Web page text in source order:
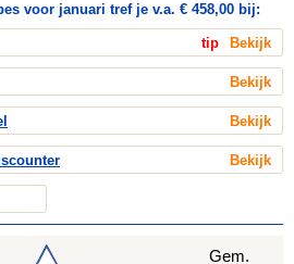
voor januari tref je v.a. € 458,00 bij:
tip Bekijk
Bekijk
Bekijk
Bekijk
Gem.